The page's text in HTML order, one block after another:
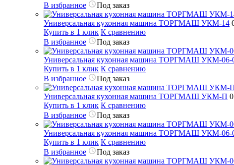
В избранное
Под заказ
Универсальная кухонная машина ТОРГМАШ УКМ-14
Купить в 1 клик К сравнению
В избранное
Под заказ
Универсальная кухонная машина ТОРГМАШ УКМ-06-
Купить в 1 клик К сравнению
В избранное
Под заказ
Универсальная кухонная машина ТОРГМАШ УКМ-П
Купить в 1 клик К сравнению
В избранное
Под заказ
Универсальная кухонная машина ТОРГМАШ УКМ-06-
Купить в 1 клик К сравнению
В избранное
Под заказ